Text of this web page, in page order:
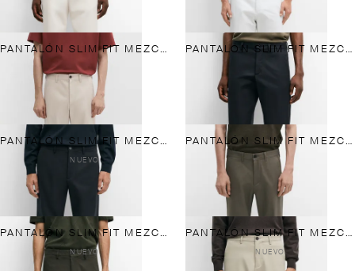
PANTALÓN SLIM FIT MEZCLA ALGODÓN PANTALÓN SLIM FIT MEZCLA ALGODÓN
PANTALÓN SLIM FIT MEZCLA ALGODÓN
NUEVO
PANTALÓN SLIM FIT MEZCLA ALGODÓN
PANTALÓN SLIM FIT MEZCLA ALGODÓN
NUEVO
PANTALÓN SLIM FIT MEZCLA ALGODÓN
NUEVO